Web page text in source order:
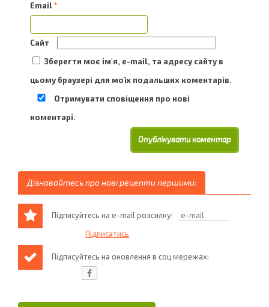
Email*
Сайт
Зберегти моє ім'я, e-mail, та адресу сайту в
цьому браузері для моїх подальших коментарів.
Отримувати сповіщення про нові
коментарі.
Дізнавайтесь про нові рецепти першими:
Підписуйтесь на e-mail розсилку:
Підписуйтесь на оновлення в соц мережах: